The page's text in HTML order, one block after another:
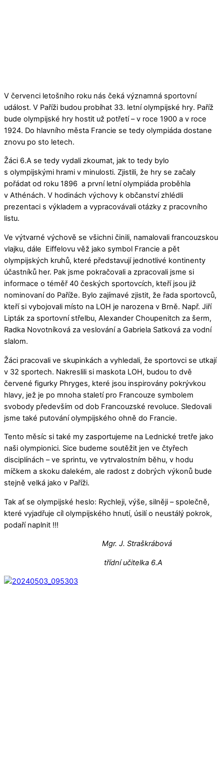
V červenci letošního roku nás čeká významná sportovní
událost. V Paříži budou probíhat 33. letní olympijské hry. Paříž
bude olympijské hry hostit už potřetí – v roce 1900 a v roce
1924. Do hlavního města Francie se tedy olympiáda dostane
znovu po sto letech.
Žáci 6.A se tedy vydali zkoumat, jak to tedy bylo
s olympijskými hrami v minulosti. Zjistili, že hry se začaly
pořádat od roku 1896 a první letní olympiáda proběhla
v Athénách. V hodinách výchovy k občanství zhlédli
prezentaci s výkladem a vypracovávali otázky z pracovního
listu.
Ve výtvarné výchově se všichni činili, namalovali francouzskou
vlajku, dále Eiffelovu věž jako symbol Francie a pět
olympijských kruhů, které představují jednotlivé kontinenty
účastníků her. Pak jsme pokračovali a zpracovali jsme si
informace o téměř 40 českých sportovcích, kteří jsou již
nominovaní do Paříže. Bylo zajímavé zjistit, že řada sportovců,
kteří si vybojovali místo na LOH je narozena v Brně. Např. Jiří
Lipták za sportovní střelbu, Alexander Choupenitch za šerm,
Radka Novotníková za veslování a Gabriela Satková za vodní
slalom.
Žáci pracovali ve skupinkách a vyhledali, že sportovci se utkají
v 32 sportech. Nakreslili si maskota LOH, budou to dvě
červené figurky Phryges, které jsou inspirovány pokrývkou
hlavy, jež je po mnoha staletí pro Francouze symbolem
svobody především od dob Francouzské revoluce. Sledovali
jsme také putování olympijského ohně do Francie.
Tento měsíc si také my zasportujeme na Lednické tretře jako
naši olympionici. Sice budeme soutěžit jen ve čtyřech
disciplínách – ve sprintu, ve vytrvalostním běhu, v hodu
míčkem a skoku dalekém, ale radost z dobrých výkonů bude
stejně velká jako v Paříži.
Tak ať se olympijské heslo: Rychleji, výše, silněji – společně,
které vyjadřuje cíl olympijského hnutí, úsilí o neustálý pokrok,
podaří naplnit !!!
Mgr. J. Straškrábová
třídní učitelka 6.A